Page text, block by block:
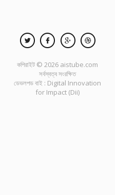
কপিরাইট © 2026 aistube.com
সর্বস্বত্ব সংরক্ষিত
ডেভলপড বাই : Digital Innovation
for Impact (Dii)